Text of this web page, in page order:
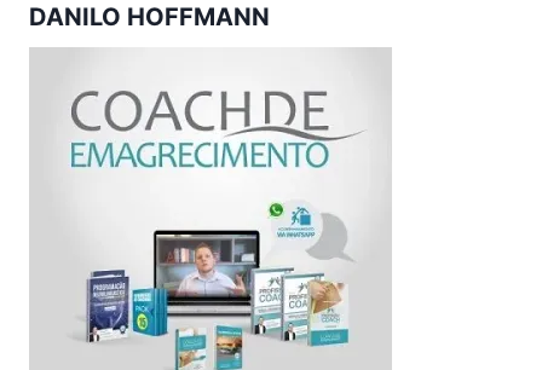
DANILO HOFFMANN